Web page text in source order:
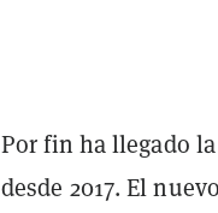
Por fin ha llegado
desde 2017. El